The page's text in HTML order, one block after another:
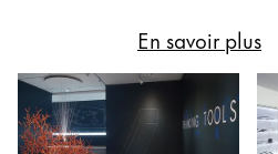
China
中文
En savoir plus